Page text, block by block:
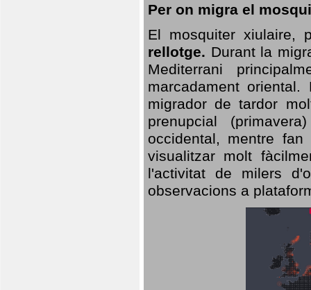
Per on migra el
El mosquiter xiulaire,
rellotge. Durant la
Mediterrani
marcadament
migrador de tardor
prenupcial
occidental, mentre
visualitzar molt
l'activitat de milers
observacions a